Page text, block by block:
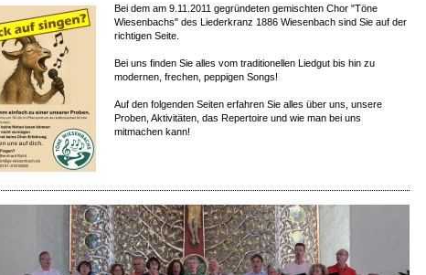
Bei dem am 9.11.2011 gegründeten gemischten Chor "Töne
Wiesenbachs" des Liederkranz 1886 Wiesenbach sind Sie auf der
richtigen Seite.
Bei uns finden Sie alles vom traditionellen Liedgut bis hin zu
modernen, frechen, peppigen Songs!
Auf den folgenden Seiten erfahren Sie alles über uns, unsere
Proben, Aktivitäten, das Repertoire und wie man bei uns
mitmachen kann!